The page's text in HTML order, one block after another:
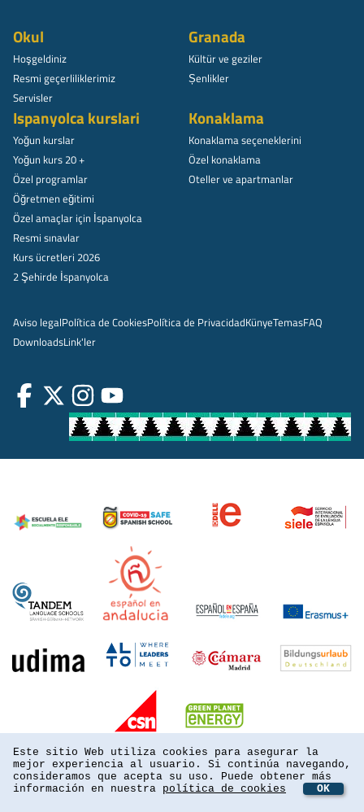
Okul
Hoşgeldiniz
Resmi geçerliliklerimiz
Servisler
Granada
Kültür ve geziler
Șenlikler
Ispanyolca kurslari
Yoğun kurslar
Yoğun kurs 20 +
Özel programlar
Öğretmen eğitimi
Özel amaçlar için İspanyolca
Resmi sınavlar
Kurs ücretleri 2026
2 Şehirde İspanyolca
Konaklama
Konaklama seçeneklerini
Özel konaklama
Oteller ve apartmanlar
Aviso legalPolítica de CookiesPolítica de PrivacidadKünyeTemasFAQ
DownloadsLink'ler
Este sitio Web utiliza cookies para asegurar la
mejor experiencia al usuario. Si continúa navegando,
consideramos que acepta su uso. Puede obtener más
información en nuestra política de cookies
OK